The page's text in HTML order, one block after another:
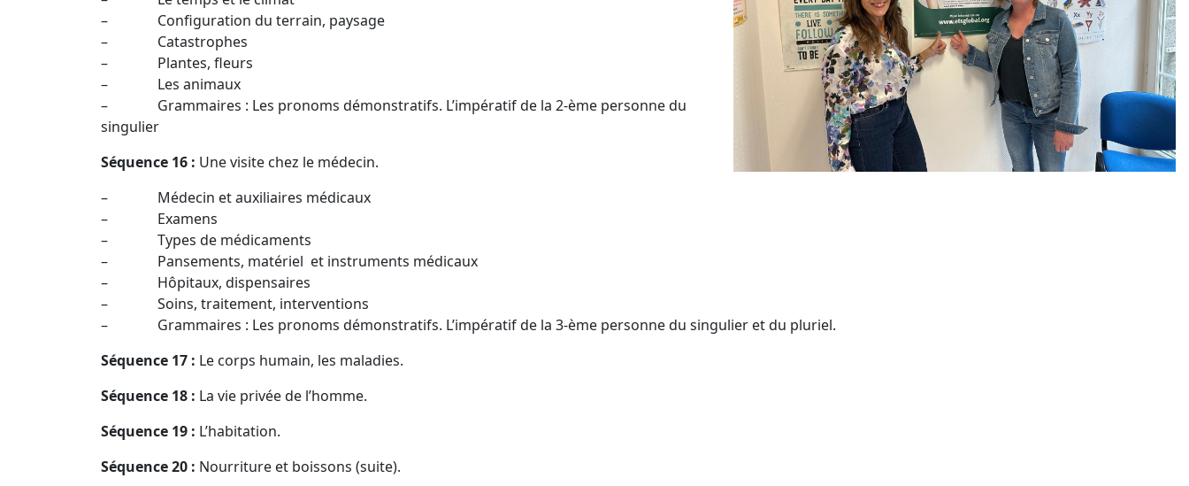
– Configuration du terrain, paysage
– Catastrophes
– Plantes, fleurs
– Les animaux
– Grammaires : Les pronoms démonstratifs. L’impératif de la 2-ème personne du
singulier
Séquence 16 : Une visite chez le médecin.
– Médecin et auxiliaires médicaux
– Examens
– Types de médicaments
– Pansements, matériel et instruments médicaux
– Hôpitaux, dispensaires
– Soins, traitement, interventions
– Grammaires : Les pronoms démonstratifs. L’impératif de la 3-ème personne du singulier et du pluriel.
Séquence 17 : Le corps humain, les maladies.
Séquence 18 : La vie privée de l’homme.
Séquence 19 : L’habitation.
Séquence 20 : Nourriture et boissons (suite).